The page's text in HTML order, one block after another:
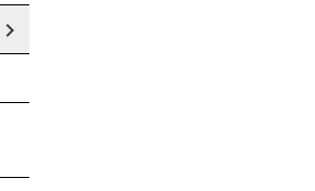
keyboard_arrow_right